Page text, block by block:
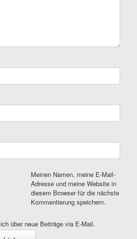
Meinen Namen, meine E-Mail-
Adresse und meine Website in
diesem Browser für die nächste
Kommentierung speichern.
über neue Beiträge via E-Mail.